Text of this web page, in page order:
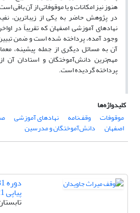
هنوز نیز امکانات و یا موقوفاتی از آن باقی
در پژوهش حاضر به یکی از زیباترین،
نهادهای آموزشی اصفهان که تقریباً در
وجود آمده، پرداخته شده است و ضمن
آن به مسائل دیگری از جمله پیشینه،
مهم‌ترین دانش‌آموختگان و استادان
پرداخته گردیده است.
کلیدواژه‌ها
موقوفات
وقف‌نامه نهادهای آموزشی
اصفهان دانش‌آموختگان و مدرسین
پیاپی 121
تابستان